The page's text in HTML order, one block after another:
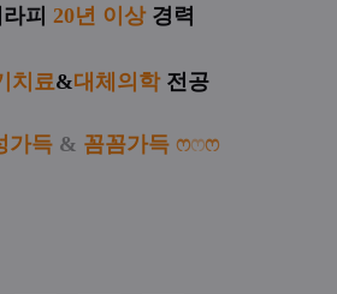
피 20년 이상경력
치료&대체의학 전공
가득 & 꼼꼼가득 ෆෆෆ